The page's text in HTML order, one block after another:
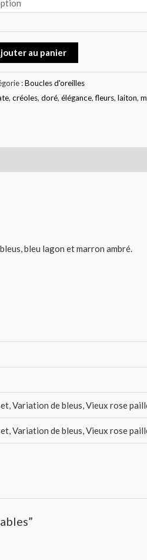
au panier
:Boucles d'oreilles
, créoles, doré, élégance,fleurs, laiton,
bleu lagon et marron ambré.
Variation de bleus, Vieux rose
Variation de bleus, Vieux rose